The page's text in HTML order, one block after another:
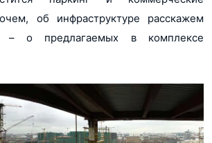
об инфраструктуре расскажем
– о предлагаемых в комплексе